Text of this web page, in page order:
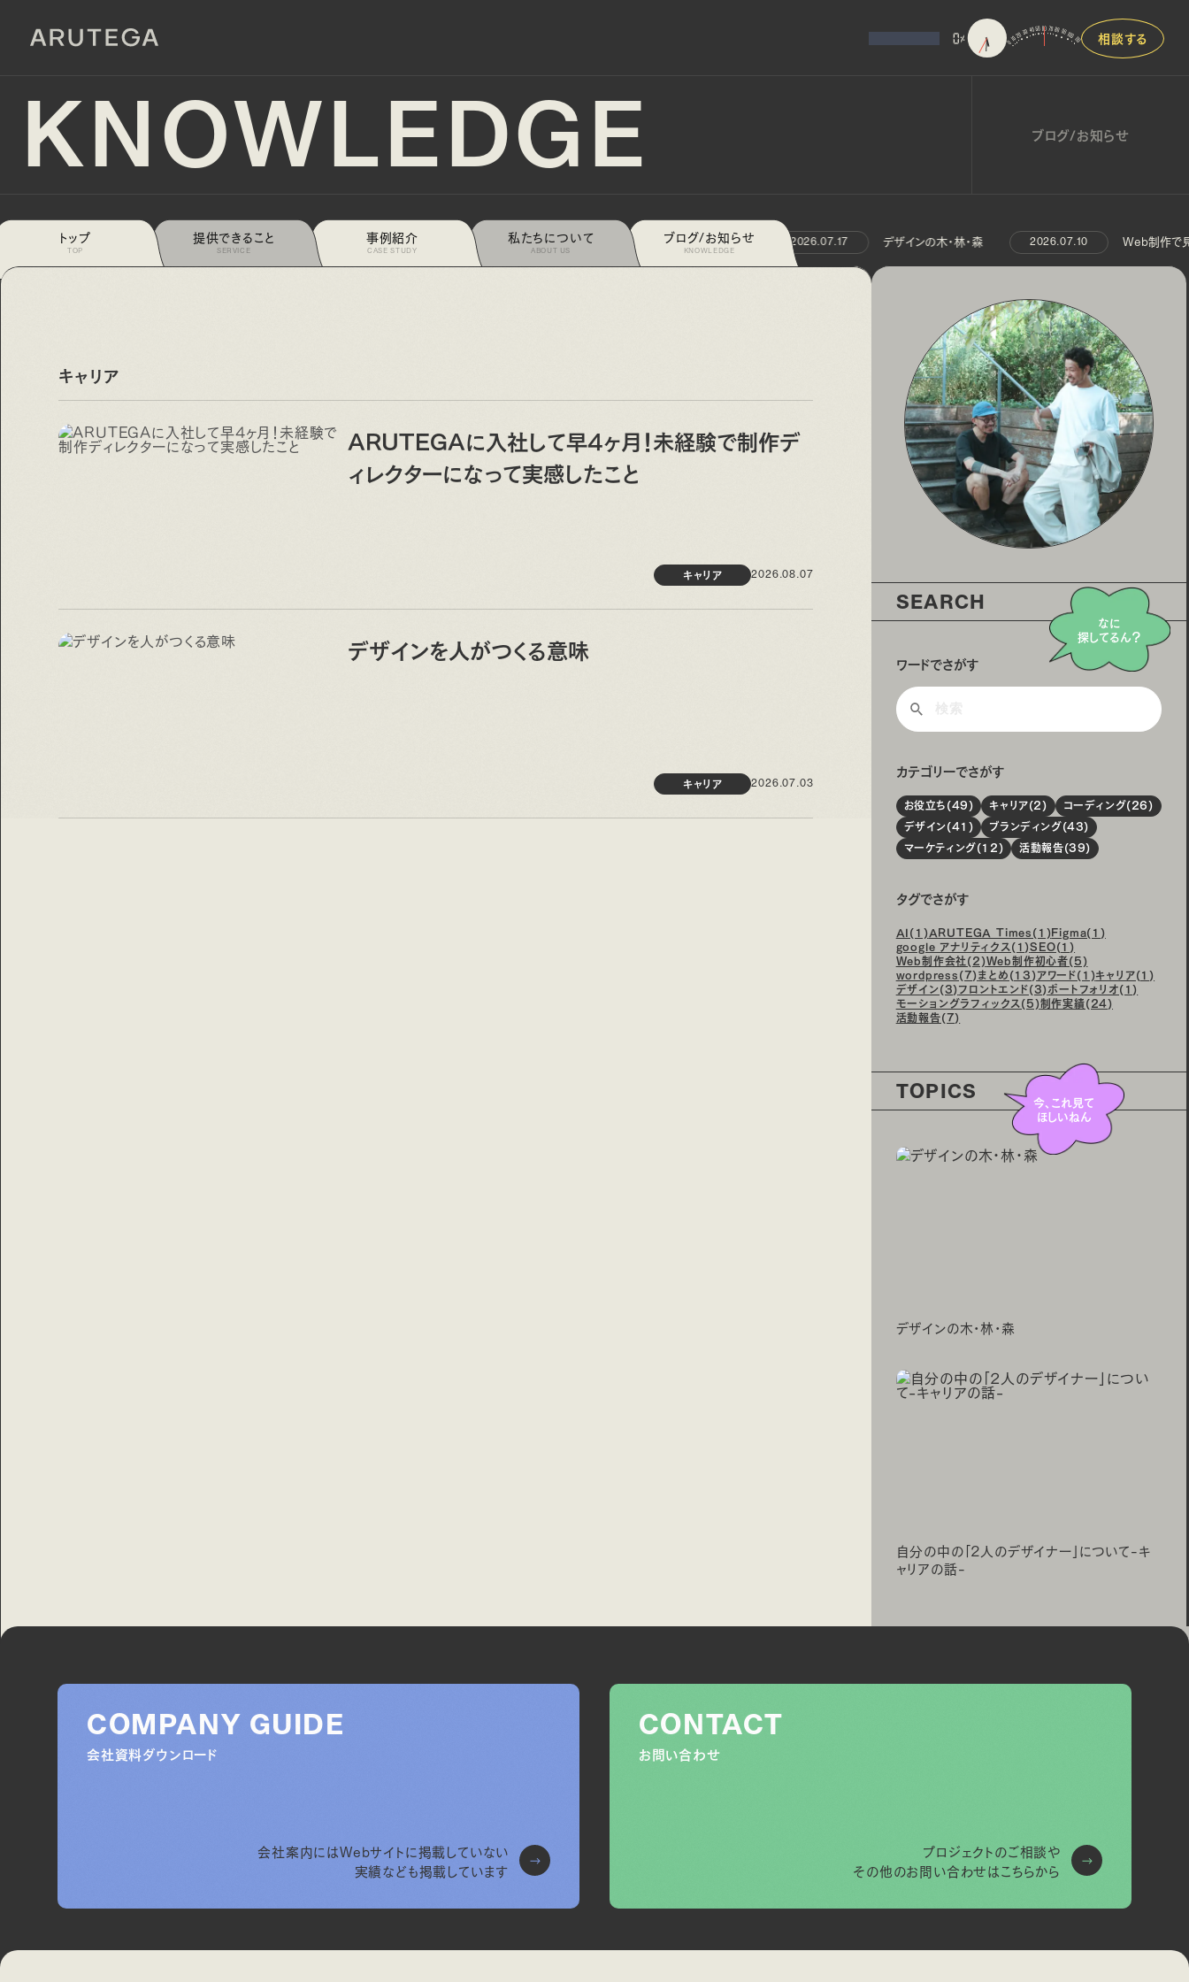
0% 相談する
ブログ/お知らせ
KNOWLEDGE
トップ
TOP
提供できること
SERVICE
事例紹介
CASE STUDY
私たちについて
ABOUT US
ブログ/お知らせ
KNOWLEDGE
に入社して早4ヶ月！未経験で制作ディレクターになって実感したこと 2026.07.24 デザインをもっと良くするための見方【8選】 2026.07.17 デザインの木・林・森 2026.07.10 Web制作で見落
キャリア
ARUTEGAに入社して早4ヶ月！未経験で制作デ
ィレクターになって実感したこと
キャリア 2026.08.07
デザインを人がつくる意味
キャリア 2026.07.03
SEARCH
なに
探してるん？
ワードでさがす
カテゴリーでさがす
お役立ち(49) キャリア(2)
コーディング(26)
デザイン(41)
ブランディング(43)
マーケティング(12)
活動報告(39)
タグでさがす
AI(1)ARUTEGA Times(1)Figma(1)
google アナリティクス(1)SEO(1)
Web制作会社(2)Web制作初心者(5)
wordpress(7)まとめ(13)アワード(1)キャリア(1)
デザイン(3)フロントエンド(3)ポートフォリオ(1)
モーショングラフィックス(5)制作実績(24)
活動報告(7)
TOPICS
今、これ見て
ほしいねん
デザインの木・林・森
自分の中の「2人のデザイナー」について-キ
ャリアの話-
COMPANY GUIDE
会社資料ダウンロード
会社案内にはWebサイトに掲載していない
実績なども掲載しています
CONTACT
お問い合わせ
プロジェクトのご相談や
その他のお問い合わせはこちらから